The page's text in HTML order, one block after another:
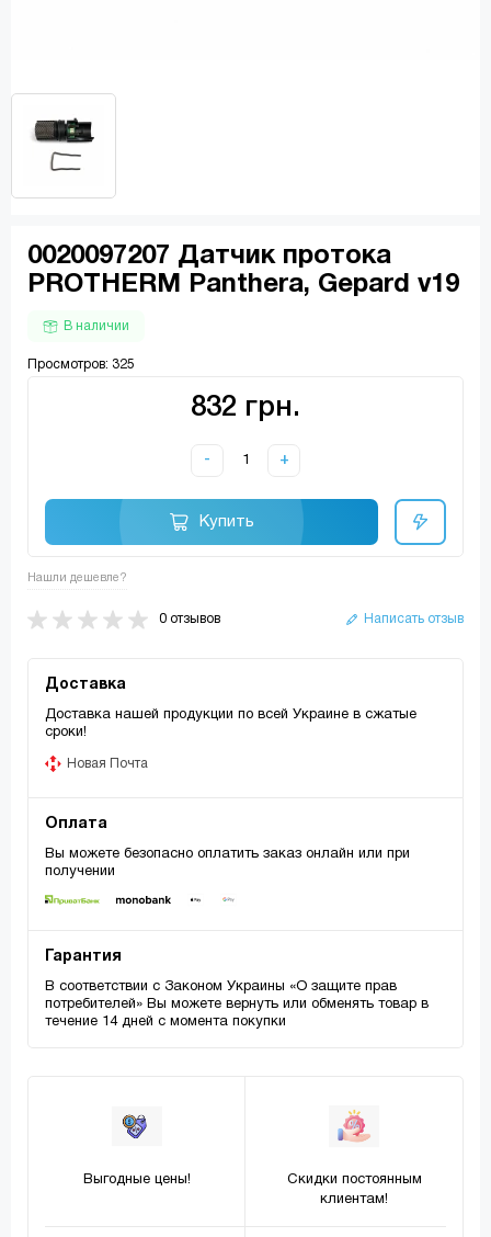
0020097207 Датчик протока
PROTHERM Panthera, Gepard v19
В наличии
Просмотров: 325
832 грн.
- +
Купить
Нашли дешевле?
0 отзывов Написать отзыв
Доставка
Доставка нашей продукции по всей Украине в сжатые
сроки!
Новая Почта
Оплата
Вы можете безопасно оплатить заказ онлайн или при
получении
Гарантия
В соответствии с Законом Украины «О защите прав
потребителей» Вы можете вернуть или обменять товар в
течение 14 дней с момента покупки
Выгодные цены!
Скидки постоянным
клиентам!